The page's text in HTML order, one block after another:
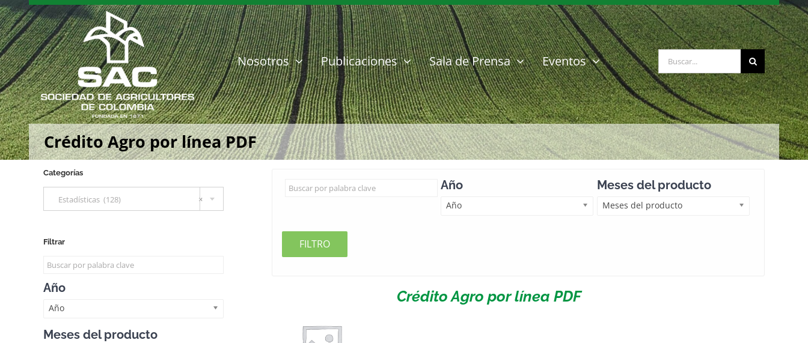
Saltar
al
contenido
Nosotros Publicaciones Sala de Prensa Eventos Buscar:
Crédito Agro por línea PDF
Año
Año
Meses del producto
Meses del producto
FILTRO
Crédito Agro por línea PDF
Categorías
×
Estadísticas (128)
Filtrar
Año
Año
Meses del producto